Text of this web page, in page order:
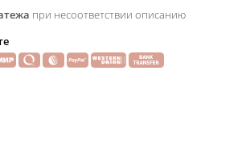
при несоответствии описанию